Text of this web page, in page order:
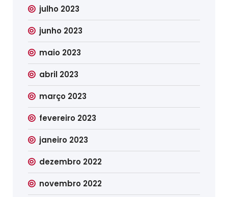
julho 2023
junho 2023
maio 2023
abril 2023
março 2023
fevereiro 2023
janeiro 2023
dezembro 2022
novembro 2022